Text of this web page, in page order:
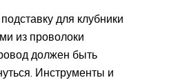
для клубники
из проволоки
должен быть
Инструменты и